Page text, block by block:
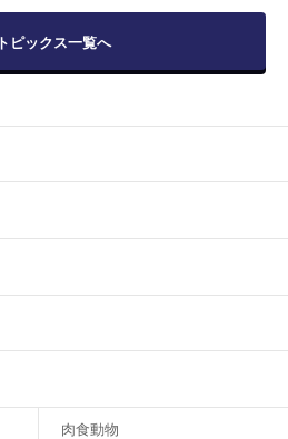
トピックス一覧へ
肉食動物